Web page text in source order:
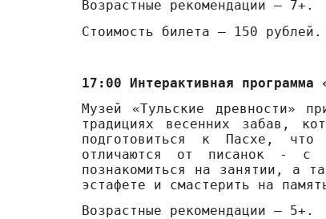
Возрастные рекомендации – 7+.
Стоимость билета – 150 рублей.
17:00 Интерактивная программа
Музей «Тульские древности»
традициях весенних забав,
подготовиться к Пасхе,
отличаются от писанок - с
познакомиться на занятии, а
эстафете и смастерить на
Возрастные рекомендации – 5+.